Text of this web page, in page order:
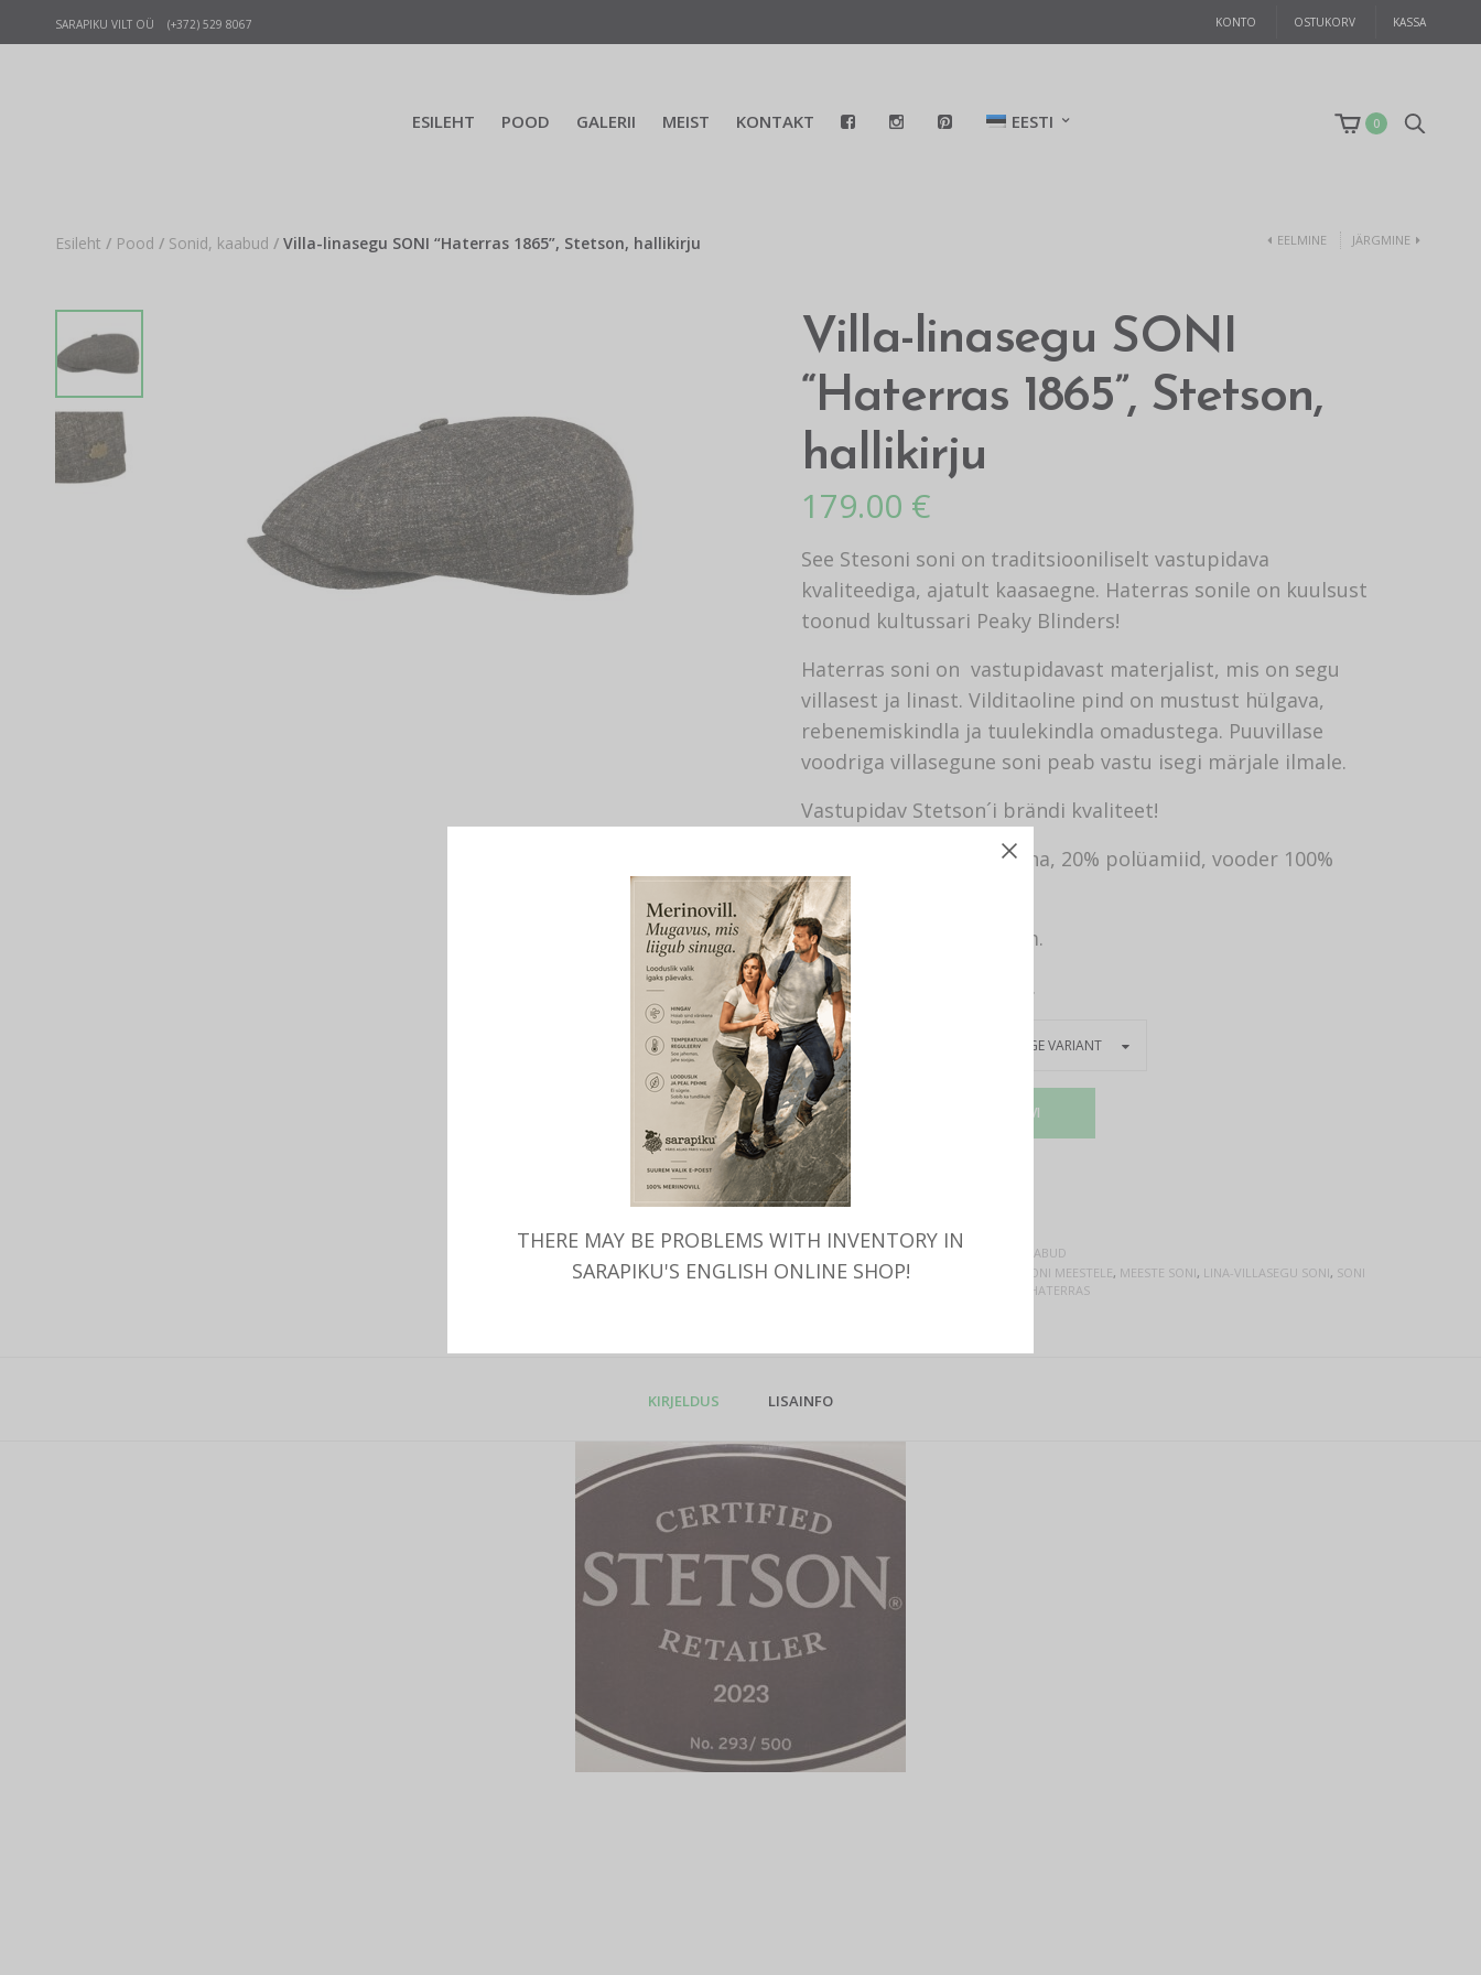
THERE MAY BE PROBLEMS WITH INVENTORY IN
SARAPIKU'S ENGLISH ONLINE SHOP!
SARAPIKU VILT OÜ (+372) 529 8067 KONTO OSTUKORV KASSA
ESILEHT POOD GALERII MEIST KONTAKT EESTI 0
Esileht / Pood / Sonid, kaabud / Villa-linasegu SONI “Haterras 1865”, Stetson, hallikirju EELMINE JÄRGMINE
Villa-linasegu SONI
“Haterras 1865”, Stetson,
hallikirju
179.00 €
See Stesoni soni on traditsiooniliselt vastupidava
kvaliteediga, ajatult kaasaegne. Haterras sonile on kuulsust
toonud kultussari Peaky Blinders!
Haterras soni on vastupidavast materjalist, mis on segu
villasest ja linast. Vilditaoline pind on mustust hülgava,
rebenemiskindla ja tuulekindla omadustega. Puuvillase
voodriga villasegune soni peab vastu isegi märjale ilmale.
Vastupidav Stetson´i brändi kvaliteet!
Materjal: 50% vill, 30% lina, 20% polüamiid, vooder 100%
puuvill.
Soni noka pikkus ca 6 cm.
Toodetud Stetson poolt.
LISA OSTUKORVI
SHARE THIS PRODUCT
SKU: 586 KATEGOORIA:
SONID, KAABUD
TAGS:VILLANE SONI SONI MEESTELE, MEESTE SONI, LINA-VILLASEGU SONI, SONI
SONI HATERRAS
KIRJELDUS LISAINFO